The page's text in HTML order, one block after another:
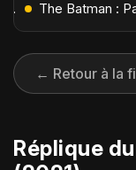
L'Âge de Glace : Le Réveil du Volcan – Manny, Sid et Diego de retour pour une aventure explosive
← Retour à la
Réplique